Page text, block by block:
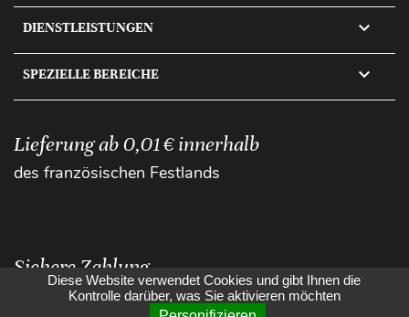
DIENSTLEISTUNGEN 
SPEZIELLE BEREICHE 
Lieferung ab 0,01 € innerhalb
des französischen Festlands
Sichere Zahlung
Diese Website verwendet Cookies und gibt Ihnen die
Kontrolle darüber, was Sie aktivieren möchten